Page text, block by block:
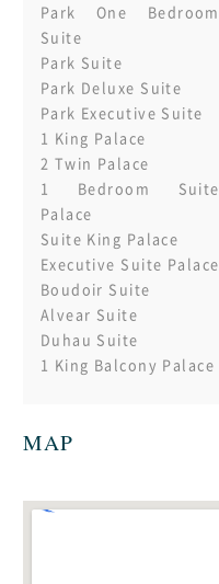
Park One Bedroom
Suite
Park Suite
Park Deluxe Suite
Park Executive Suite
1 King Palace
2 Twin Palace
1 Bedroom Suite
Palace
Suite King Palace
Executive Suite Palace
Boudoir Suite
Alvear Suite
Duhau Suite
1 King Balcony Palace
MAP